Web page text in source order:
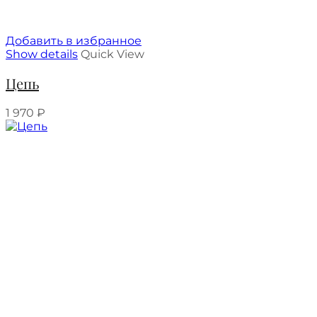
Добавить в избранное
Show details Quick View
Цепь
1 970 ₽